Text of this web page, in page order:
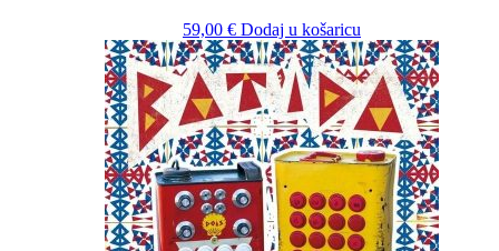
59,00 € Dodaj u košaricu